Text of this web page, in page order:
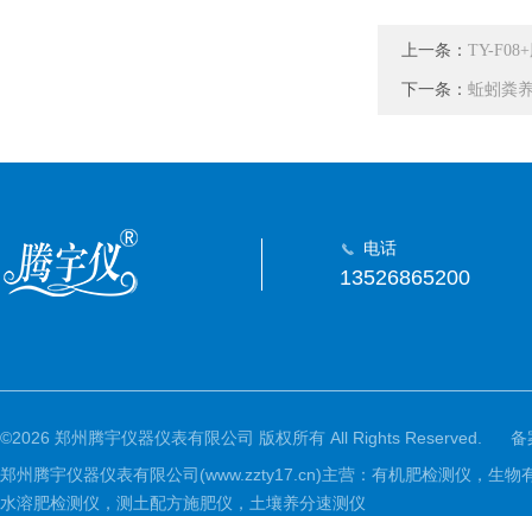
上一条： TY-
下一条： 蚯蚓粪
电话
13526865200
©2026 郑州腾宇仪器仪表有限公司 版权所有 All Rights Reserved.
备
郑州腾宇仪器仪表有限公司(www.zzty17.cn)主营：有机肥检测仪，生
水溶肥检测仪，测土配方施肥仪，土壤养分速测仪